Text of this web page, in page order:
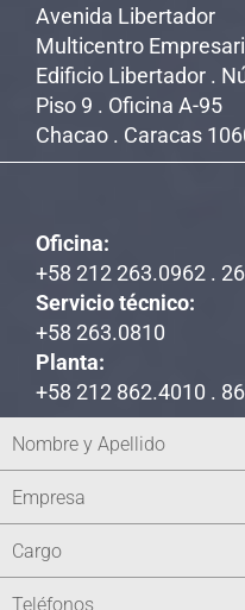
Avenida Libertador
Multicentro
Edificio Libertador .
Piso 9 . Oficina A-95
Chacao . Caracas
Oficina:
+58 212 263.0962 .
Servicio técnico:
+58 263.0810
Planta:
+58 212 862.4010 .